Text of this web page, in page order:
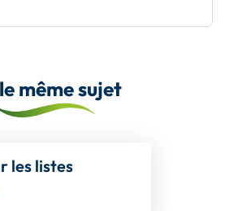
même sujet
les listes